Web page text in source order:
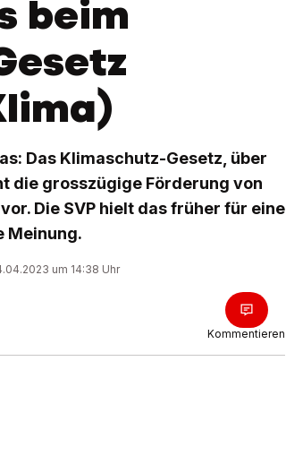
beim
Das Klimaschutz-Gesetz, über
die grosszügige Förderung von
Die SVP hielt das früher für eine
Meinung.
um 14:38 Uhr
Kommentieren